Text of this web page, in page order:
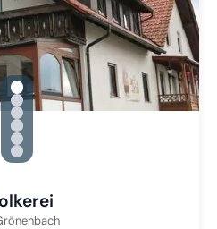
gallery.slide_selector
Zu Slide 1 wechseln
Zu Slide 2 wechseln
Zu Slide 3 wechseln
Zu Slide 4 wechseln
Zu Slide 5 wechseln
Zu Slide 6 wechseln